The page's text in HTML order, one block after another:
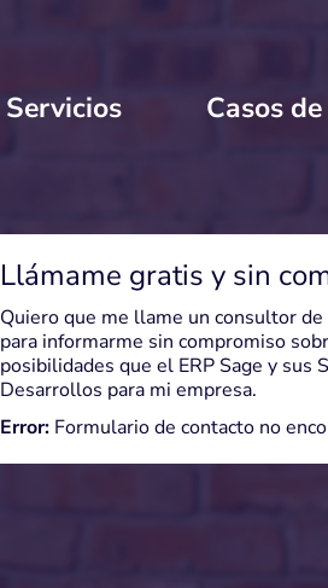
Servicios Casos
Llámame gratis y sin
Quiero que me llame un consultor
para informarme sin compromiso
posibilidades que el ERP Sage y sus
Desarrollos para mi empresa.
Error: Formulario de contacto no